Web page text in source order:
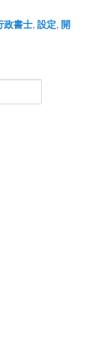
政書士,設定,開